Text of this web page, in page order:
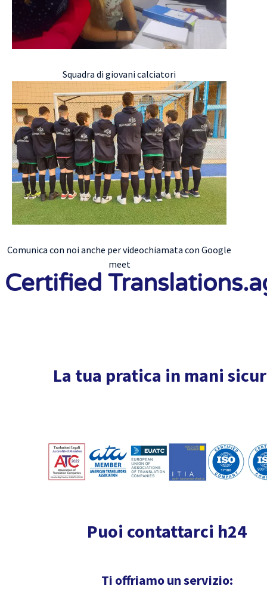
Squadra di giovani calciatori
Comunica con noi anche per videochiamata con Google
meet
Certified
La tua pratica in mani
Puoi contattarci h24
Ti offriamo un servizio: